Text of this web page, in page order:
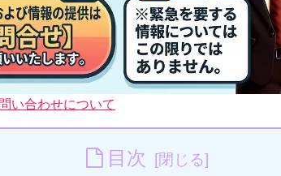
い合わせについて
目次